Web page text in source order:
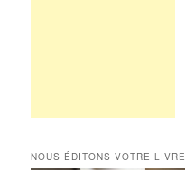
NOUS ÉDITONS VOTRE LIVRE